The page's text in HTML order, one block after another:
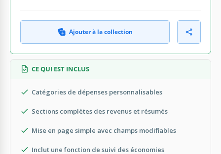
Ajouter à la collection
CE QUI EST INCLUS
Catégories de dépenses personnalisables
Sections complètes des revenus et résumés
Mise en page simple avec champs modifiables
Inclut une fonction de suivi des économies